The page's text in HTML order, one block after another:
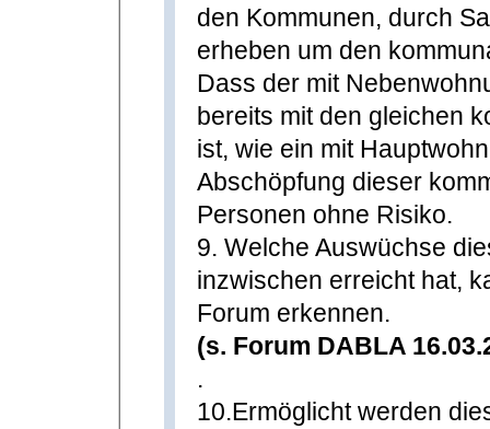
den Kommunen, durch
erheben um den
Dass der mit
bereits mit den gleichen
ist, wie ein mit
Abschöpfung dieser
Personen ohne Risiko.
9. Welche Auswüchse
inzwischen erreicht hat,
Forum erkennen.
(s. Forum DABLA
.
10.Ermöglicht werden